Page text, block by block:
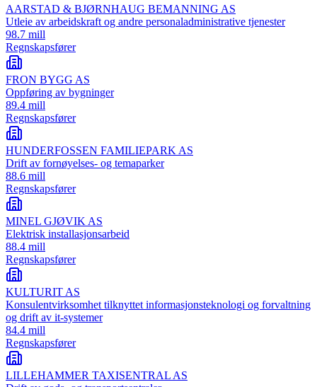
AARSTAD & BJØRNHAUG BEMANNING AS
Utleie av arbeidskraft og andre personaladministrative tjenester
98.7 mill
Regnskapsfører
FRON BYGG AS
Oppføring av bygninger
89.4 mill
Regnskapsfører
HUNDERFOSSEN FAMILIEPARK AS
Drift av fornøyelses- og temaparker
88.6 mill
Regnskapsfører
MINEL GJØVIK AS
Elektrisk installasjonsarbeid
88.4 mill
Regnskapsfører
KULTURIT AS
Konsulentvirksomhet tilknyttet informasjonsteknologi og forvaltning
og drift av it-systemer
84.4 mill
Regnskapsfører
LILLEHAMMER TAXISENTRAL AS